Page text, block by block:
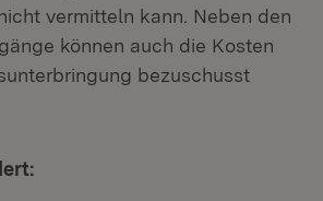
vermitteln kann. Neben den
können auch die Kosten
bezuschusst